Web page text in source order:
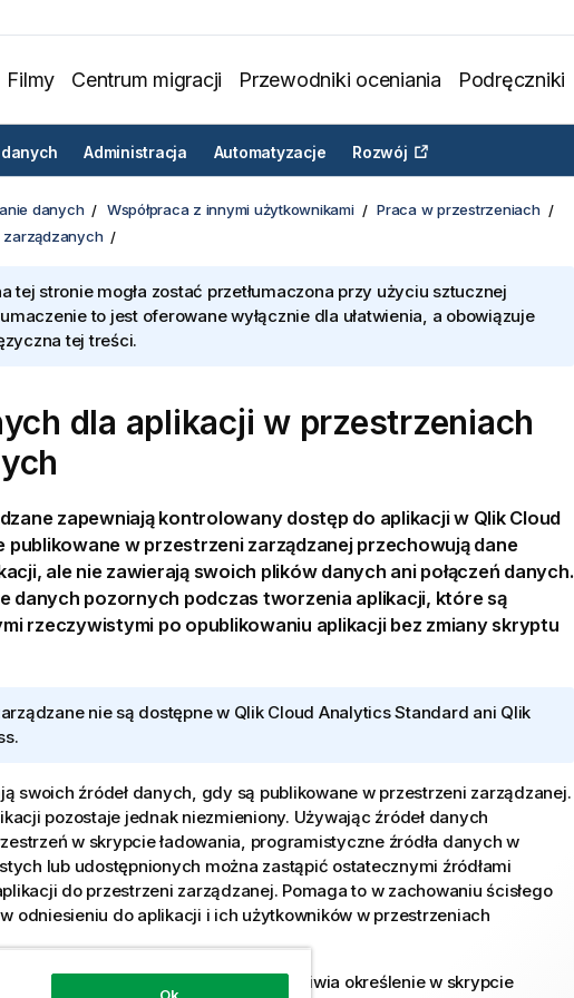
Filmy Centrum migracji Przewodniki oceniania Podręczniki
Administracja Automatyzacje Rozwój
danych Współpraca z innymi użytkownikami
Praca w przestrzeniach
zarządzanych
tej stronie mogła zostać przetłumaczona przy użyciu sztucznej
to jest oferowane wyłącznie dla ułatwienia, a obowiązuje
tej treści.
dla aplikacji w przestrzeniach
zapewniają kontrolowany dostęp do aplikacji w Qlik Cloud
publikowane w przestrzeni zarządzanejprzechowują dane
, ale nie zawierają swoich plików danych ani połączeń danych.
danych pozornych podczas tworzenia aplikacji, które są
rzeczywistymi po opublikowaniu aplikacji bez zmiany skryptu
nie są dostępne w Qlik Cloud Analytics Standard ani Qlik
.
swoich źródeł danych, gdy są publikowane w przestrzeni zarządzanej.
pozostaje jednak niezmieniony. Używając źródeł danych
w skrypcie ładowania, programistyczne źródła danych w
lub udostępnionych można zastąpić ostatecznymi źródłami
do przestrzeni zarządzanej. Pomaga to w zachowaniu ścisłego
odniesieniu do aplikacji i ich użytkowników w przestrzeniach
uwzględniających przestrzeń umożliwia określenie w skrypcie